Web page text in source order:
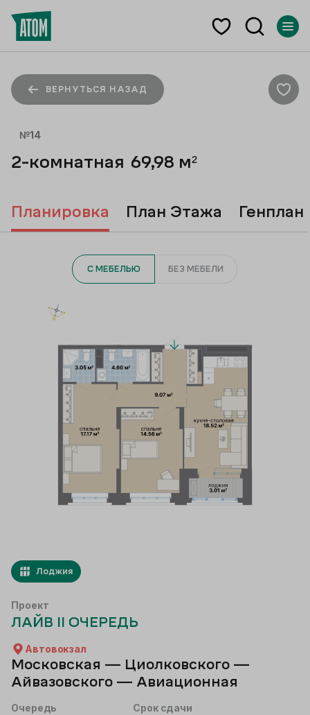
ВЕРНУТЬСЯ НАЗАД
№14
2-комнатная 69,98 м²
Лоджия
Проект
ЛАЙВ II ОЧЕРЕДЬ
Автовокзал
Московская — Циолковского —
Айвазовского — Авиационная
Очередь Срок сдачи
Планировка План Этажа Генплан
С МЕБЕЛЬЮ БЕЗ МЕБЕЛИ